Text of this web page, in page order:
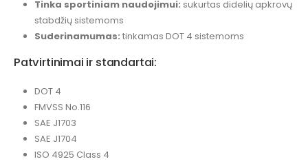
Tinka sportiniam naudojimui: sukurtas didelių apkrovų
stabdžių sistemoms
Suderinamumas: tinkamas DOT 4 sistemoms
Patvirtinimai ir standartai:
DOT 4
FMVSS No.116
SAE J1703
SAE J1704
ISO 4925 Class 4